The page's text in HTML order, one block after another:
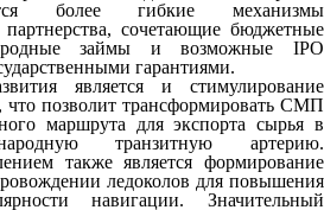
более гибкие механизмы
партнерства, сочетающие бюджетные
займы и возможные IPO
гарантиями.
является и стимулирование
что позволит трансформировать СМП
маршрута для экспорта сырья в
транзитную артерию.
также является формирование
ледоколов для повышения
навигации. Значительный